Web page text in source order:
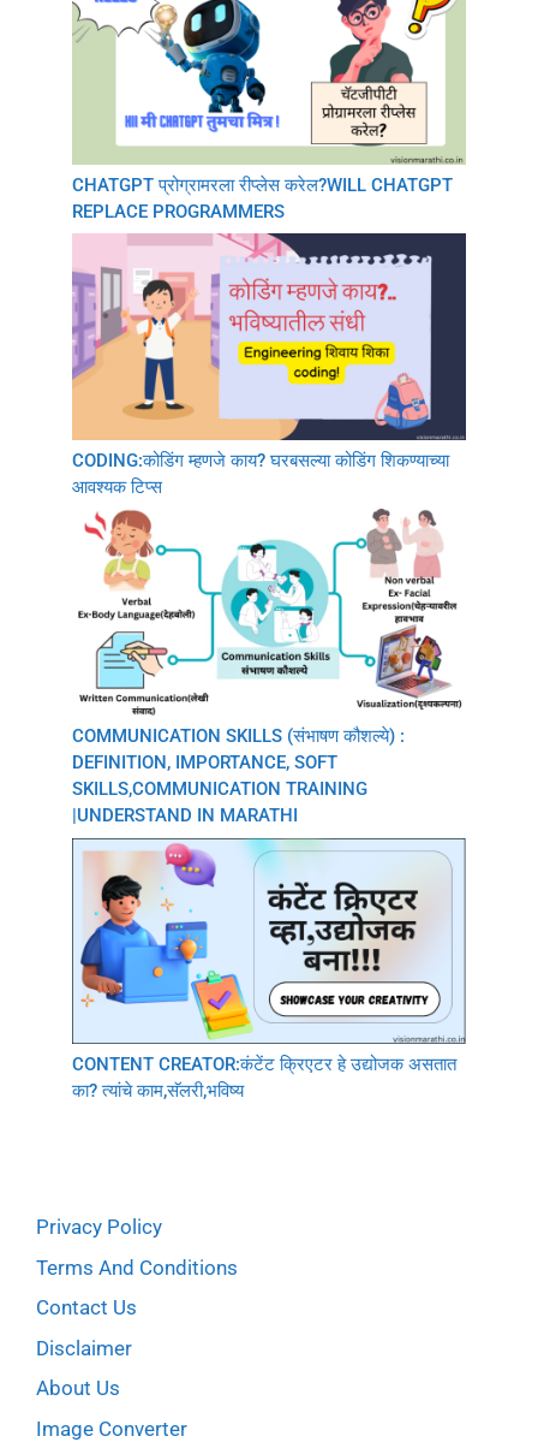
CHATGPT प्रोग्रामरला रीप्लेस करेल?WILL CHATGPT
REPLACE PROGRAMMERS
CODING:कोडिंग म्हणजे काय? घरबसल्या कोडिंग शिकण्याच्या
आवश्यक टिप्स
COMMUNICATION SKILLS (संभाषण कौशल्ये) :
DEFINITION, IMPORTANCE, SOFT
SKILLS,COMMUNICATION TRAINING
|UNDERSTAND IN MARATHI
CONTENT CREATOR:कंटेंट क्रिएटर हे उद्योजक असतात
का? त्यांचे काम,सॅलरी,भविष्य
Privacy Policy
Terms And Conditions
Contact Us
Disclaimer
About Us
Image Converter